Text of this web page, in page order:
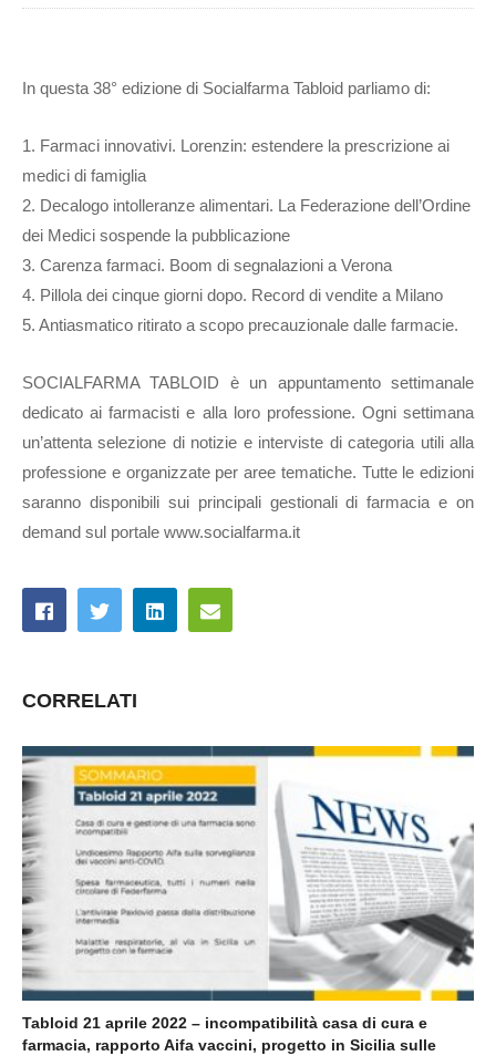
In questa 38° edizione di Socialfarma Tabloid parliamo di:
1. Farmaci innovativi. Lorenzin: estendere la prescrizione ai
medici di famiglia
2. Decalogo intolleranze alimentari. La Federazione dell’Ordine
dei Medici sospende la pubblicazione
3. Carenza farmaci. Boom di segnalazioni a Verona
4. Pillola dei cinque giorni dopo. Record di vendite a Milano
5. Antiasmatico ritirato a scopo precauzionale dalle farmacie.
SOCIALFARMA TABLOID è un appuntamento settimanale
dedicato ai farmacisti e alla loro professione. Ogni settimana
un’attenta selezione di notizie e interviste di categoria utili alla
professione e organizzate per aree tematiche. Tutte le edizioni
saranno disponibili sui principali gestionali di farmacia e on
demand sul portale www.socialfarma.it
CORRELATI
Tabloid 21 aprile 2022 – incompatibilità casa di cura e
farmacia, rapporto Aifa vaccini, progetto in Sicilia sulle